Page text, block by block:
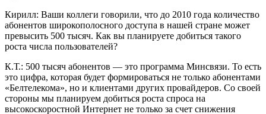
Кирилл: Ваши коллеги говорили, что до 2010 года количество
абонентов широкополосного доступа в нашей стране может
превысить 500 тысяч. Как вы планируете добиться такого
роста числа пользователей?
К.Т.: 500 тысяч абонентов — это программа Минсвязи. То есть
это цифра, которая будет формироваться не только абонентами
«Белтелекома», но и клиентами других провайдеров. Со своей
стороны мы планируем добиться роста спроса на
высокоскоростной Интернет не только за счет снижения